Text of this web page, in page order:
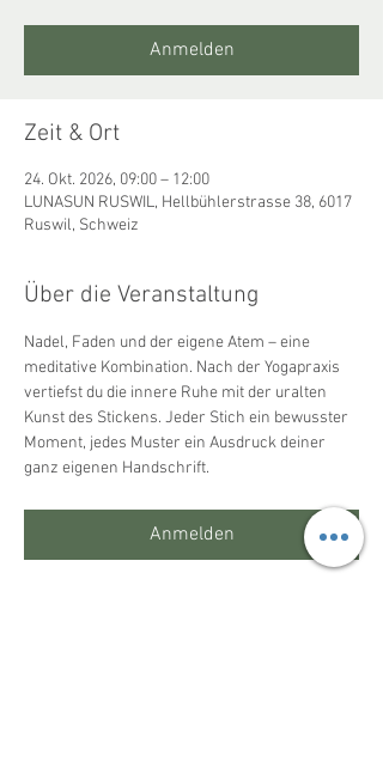
Anmelden
Zeit & Ort
24. Okt. 2026, 09:00 – 12:00
LUNASUN RUSWIL, Hellbühlerstrasse 38, 6017
Ruswil, Schweiz
Über die Veranstaltung
Nadel, Faden und der eigene Atem – eine
meditative Kombination. Nach der Yogapraxis
vertiefst du die innere Ruhe mit der uralten
Kunst des Stickens. Jeder Stich ein bewusster
Moment, jedes Muster ein Ausdruck deiner
ganz eigenen Handschrift.
Anmelden